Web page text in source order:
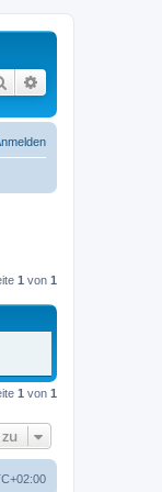
Suche
1 von 1
1 von 1